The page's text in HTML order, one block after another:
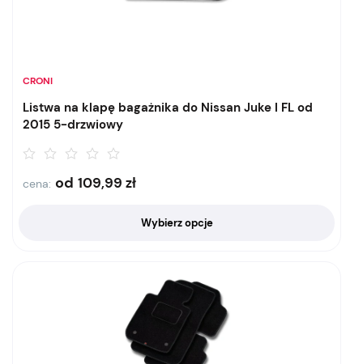
CRONI
Listwa na klapę bagażnika do Nissan Juke I FL od
2015 5-drzwiowy
cena: od 109,99 zł
Wybierz opcje